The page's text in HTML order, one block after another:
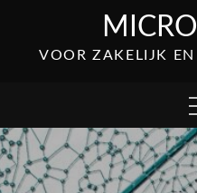
contentVOOR ZAKELIJK